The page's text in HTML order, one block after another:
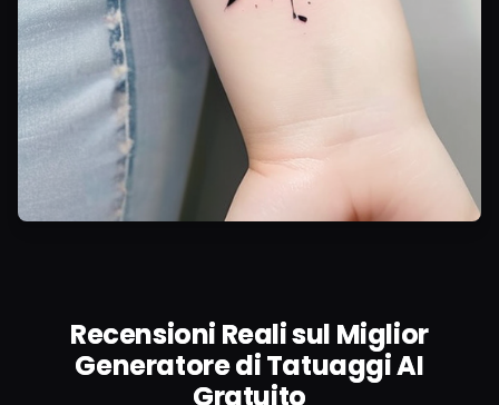
Recensioni Reali sul Miglior
Generatore di Tatuaggi AI
Gratuito